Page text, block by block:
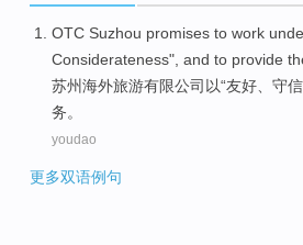
OTC Suzhou promises to work
Considerateness", and to provide
苏州海外旅游有限公司 以“友好、 守信
务。
youdao
更多双语例句